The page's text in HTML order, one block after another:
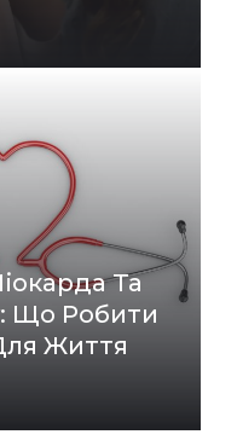
Та
Що Робити
Життя